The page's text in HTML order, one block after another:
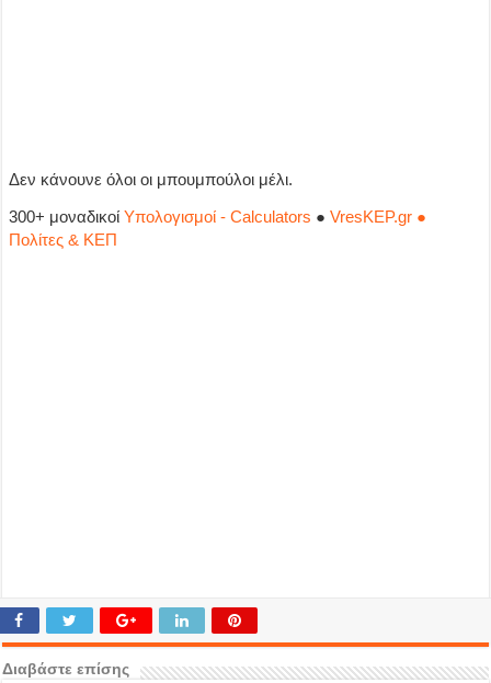
Δεν κάνουνε όλοι οι μπουμπούλοι μέλι.
300+ μοναδικοίΥπολογισμοί - Calculators ●VresKEP.gr ●
Πολίτες & ΚΕΠ
Διαβάστε επίσης